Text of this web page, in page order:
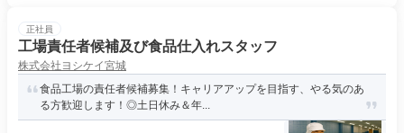
正社員
工場責任者候補及び食品仕入れスタッフ
株式会社ヨシケイ宮城
食品工場の責任者候補募集！キャリアアップを目指す、やる気のあ
る方歓迎します！◎土日休み＆年...